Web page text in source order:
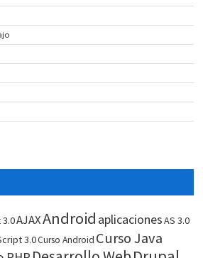
AJAXAndroid aplicacionesAS 3.0
3.0Curso Android Curso Java